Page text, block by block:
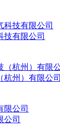
技有限公司
杭州）有限公司
公司